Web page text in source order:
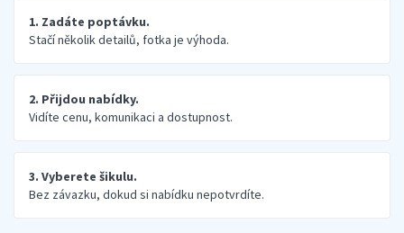
1. Zadáte poptávku.
Stačí několik detailů, fotka je výhoda.
2. Přijdou nabídky.
Vidíte cenu, komunikaci a dostupnost.
3. Vyberete šikulu.
Bez závazku, dokud si nabídku nepotvrdíte.